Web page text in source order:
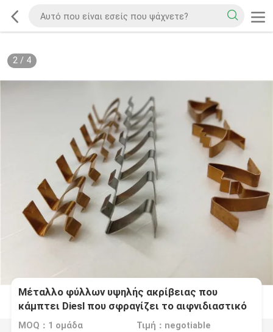
2/ 4
Μέταλλο φύλλων υψηλής ακρίβειας που
κάμπτει Diesl που σφραγίζει το αιφνιδιαστικό
κουμπί Β μέρη συνδετήρων ανοίξεων μορφής
MOQ：1 ομάδα Τιμή：negotiable